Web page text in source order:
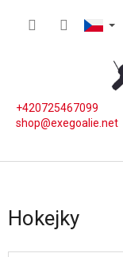
+420725467099
shop@exegoalie.net
Hokejky